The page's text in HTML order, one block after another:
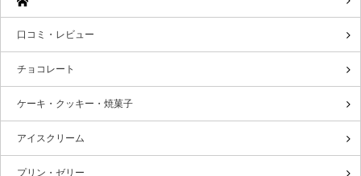
口コミ・レビュー
チョコレート
ケーキ・クッキー・焼菓子
アイスクリーム
プリン・ゼリー